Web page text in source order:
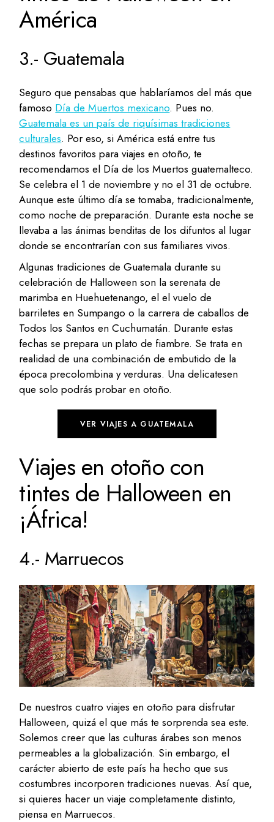
América
3.- Guatemala
Seguro que pensabas que hablaríamos del más que
famoso Día de Muertos mexicano. Pues no.
Guatemala es un país de riquísimas tradiciones
culturales. Por eso, si América está entre tus
destinos favoritos para viajes en otoño, te
recomendamos el Día de los Muertos guatemalteco.
Se celebra el 1 de noviembre y no el 31 de octubre.
Aunque este último día se tomaba, tradicionalmente,
como noche de preparación. Durante esta noche se
llevaba a las ánimas benditas de los difuntos al lugar
donde se encontrarían con sus familiares vivos.
Algunas tradiciones de Guatemala durante su
celebración de Halloween son la serenata de
marimba en Huehuetenango, el el vuelo de
barriletes en Sumpango o la carrera de caballos de
Todos los Santos en Cuchumatán. Durante estas
fechas se prepara un plato de fiambre. Se trata en
realidad de una combinación de embutido de la
época precolombina y verduras. Una delicatesen
que solo podrás probar en otoño.
VER VIAJES A GUATEMALA
Viajes en otoño con
tintes de Halloween en
¡África!
4.- Marruecos
De nuestros cuatro viajes en otoño para disfrutar
Halloween, quizá el que más te sorprenda sea este.
Solemos creer que las culturas árabes son menos
permeables a la globalización. Sin embargo, el
carácter abierto de este país ha hecho que sus
costumbres incorporen tradiciones nuevas. Así que,
si quieres hacer un viaje completamente distinto,
piensa en Marruecos.